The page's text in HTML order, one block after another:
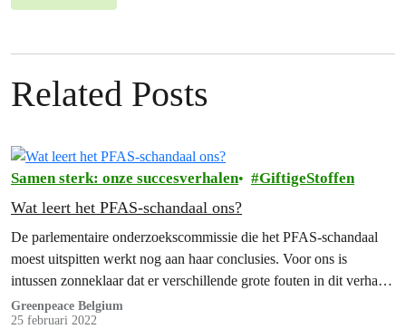
Related Posts
Samen sterk: onze succesverhalen GiftigeStoffen
Wat leert het PFAS-schandaal ons?
De parlementaire onderzoekscommissie die het PFAS-schandaal
moest uitspitten werkt nog aan haar conclusies. Voor ons is
intussen zonneklaar dat er verschillende grote fouten in dit verhaal
werden gemaakt, daarom stapten we ook naar de rechtbank.
Greenpeace Belgium
25 februari 2022